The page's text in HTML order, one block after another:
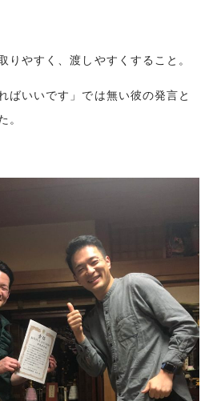
りやすく、渡しやすくすること。
ばいいです」では無い彼の発言と
。